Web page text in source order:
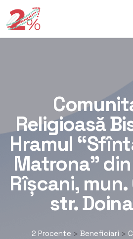
Religioasă
Hramul
Matrona”
Rîșcani,
str.
2 Procente > Beneficiari >